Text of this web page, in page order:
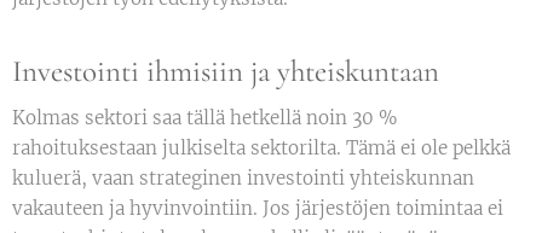
Investointi ihmisiin ja yhteiskuntaan
Kolmas sektori saa tällä hetkellä noin 30 %
rahoituksestaan julkiselta sektorilta. Tämä ei ole pelkkä
kuluerä, vaan strateginen investointi yhteiskunnan
vakauteen ja hyvinvointiin. Jos järjestöjen toimintaa ei